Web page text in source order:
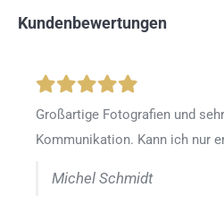
Kundenbewertungen
Großartige Fotografien und
Kommunikation. Kann ich nur
Michel Schmidt